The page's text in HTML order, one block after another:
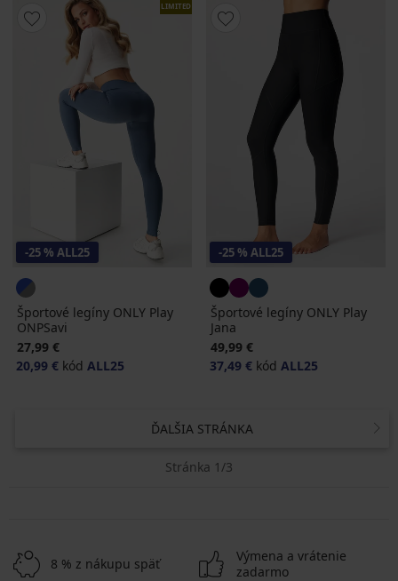
LIMITED
-25 % ALL25
Športové legíny ONLY Play
ONPSavi
27,99 €
20,99 € kód ALL25
-25 % ALL25
Športové legíny ONLY Play
Jana
49,99 €
37,49 € kód ALL25
ĎALŠIA STRÁNKA
Stránka 1/3
8 % z nákupu späť
Výmena a vrátenie
zadarmo